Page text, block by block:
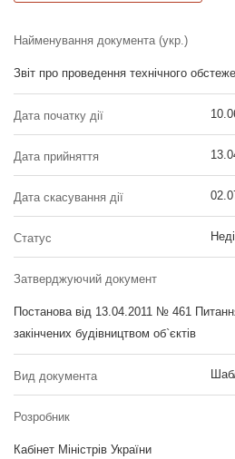
Найменування документа (укр.)
Звіт про проведення технічного
Дата початку дії
Дата прийняття
Дата скасування дії
Статус
Затверджуючий документ
Постанова від 13.04.2011 № 461
закінчених будівництвом об`єктів
Вид документа
Розробник
Кабінет Міністрів України